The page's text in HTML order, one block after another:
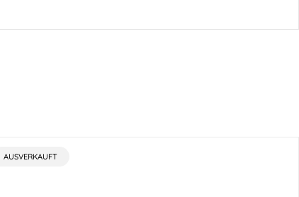
PRODUKTBEZEICHNUNG:
AUSVERKAUFT